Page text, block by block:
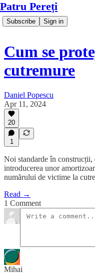
Patru Pereți
Subscribe Sign in
Cum se
cutremure
Daniel Popescu
Apr 11, 2024
20
1
Noi standarde în
introducerea unor
numărului de victime la
Read →
1 Comment
Mihai